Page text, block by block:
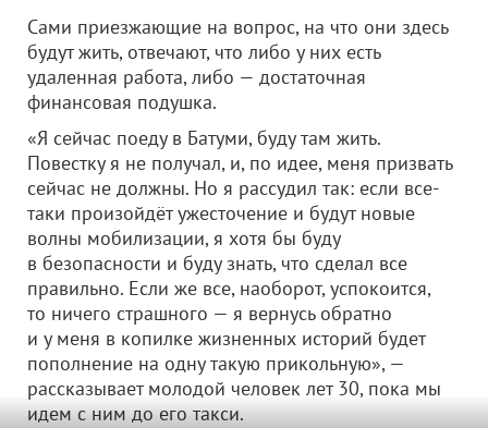
Сами приезжающие на вопрос, на что они здесь
будут жить, отвечают, что либо у них есть
удаленная работа, либо — достаточная
финансовая подушка.
«Я сейчас поеду в Батуми, буду там жить.
Повестку я не получал, и, по идее, меня призвать
сейчас не должны. Но я рассудил так: если все-
таки произойдёт ужесточение и будут новые
волны мобилизации, я хотя бы буду
в безопасности и буду знать, что сделал все
правильно. Если же все, наоборот, успокоится,
то ничего страшного — я вернусь обратно
и у меня в копилке жизненных историй будет
пополнение на одну такую прикольную», —
рассказывает молодой человек лет 30, пока мы
идем с ним до его такси.